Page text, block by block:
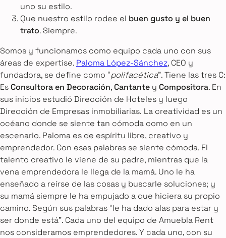
uno su estilo.
Que nuestro estilo rodee el buen gusto y el buen
trato. Siempre.
Somos y funcionamos como equipo cada uno con sus
áreas de expertise. Paloma López-Sánchez, CEO y
fundadora, se define como “polifacética”. Tiene las tres C:
EsConsultora en Decoración,Cantante y Compositora. En
sus inicios estudió Dirección de Hoteles y luego
Dirección de Empresas inmobiliarias. La creatividad es un
océano donde se siente tan cómoda como en un
escenario. Paloma es de espíritu libre, creativo y
emprendedor. Con esas palabras se siente cómoda. El
talento creativo le viene de su padre, mientras que la
vena emprendedora le llega de la mamá. Uno le ha
enseñado a reírse de las cosas y buscarle soluciones; y
su mamá siempre le ha empujado a que hiciera su propio
camino. Según sus palabras “le ha dado alas para estar y
ser donde está”. Cada uno del equipo de Amuebla Rent
nos consideramos emprendedores. Y cada uno, con su